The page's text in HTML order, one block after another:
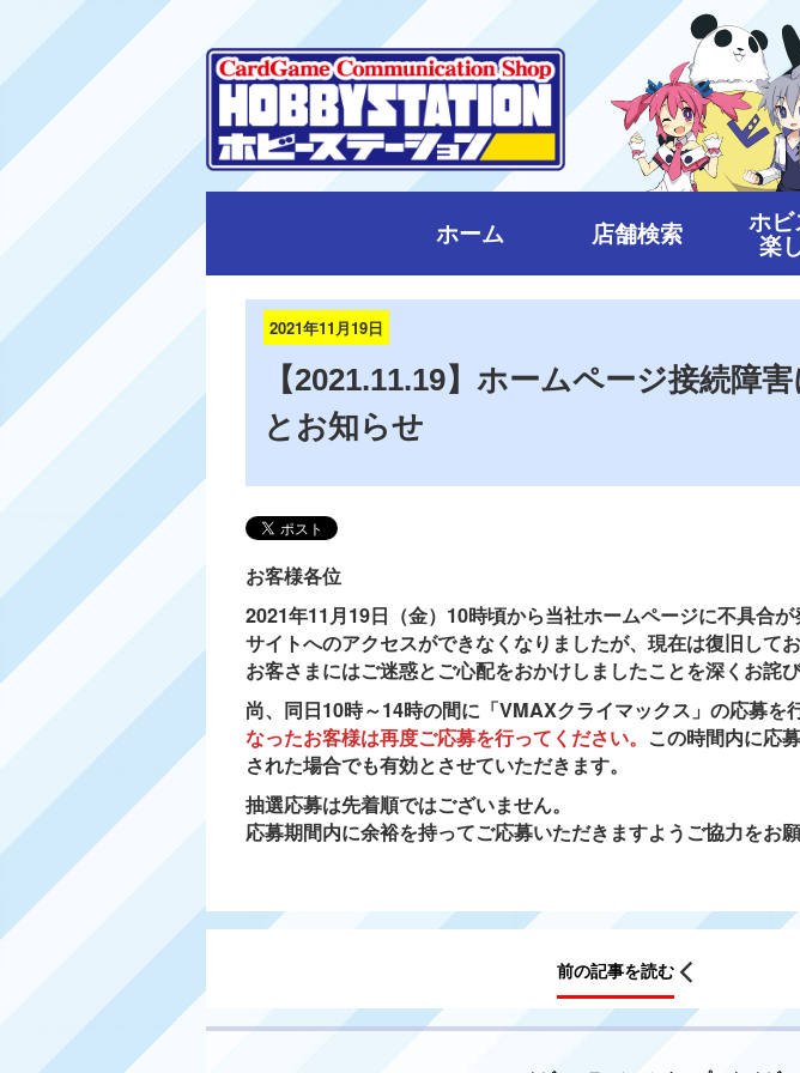
ホーム 店舗検索 ホ
楽
2021年11月19日
【2021.11.19】ホームページ接続障
とお知らせ
お客様各位
2021年11月19日（金）10時頃から当社ホームページに不具合が
サイトへのアクセスができなくなりましたが、現在は復旧してお
お客さまにはご迷惑とご心配をおかけしましたことを深くお詫び
尚、同日10時～14時の間に「VMAXクライマックス」の応募を
なったお客様は再度ご応募を行ってください。 この時間内に応
された場合でも有効とさせていただきます。
抽選応募は先着順ではございません。
応募期間内に余裕を持ってご応募いただきますようご協力をお
前の記事を読む